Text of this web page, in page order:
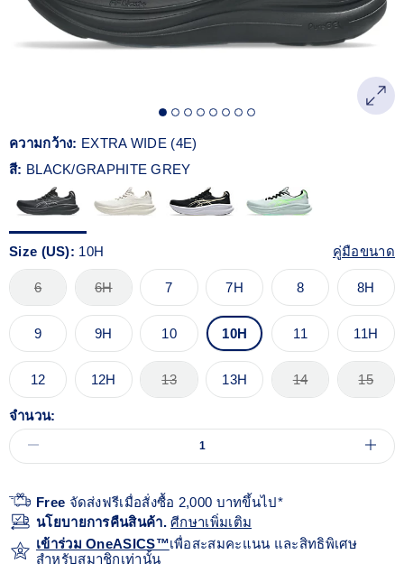
ความกว้าง: EXTRA WIDE (4E)
สี: BLACK/GRAPHITE GREY
Size (US): 10H คู่มือขนาด
6 6H 7 7H 8 8H
9 9H 10 10H 11 11H
12 12H 13 13H 14 15
จำนวน:
Free จัดส่งฟรีเมื่อสั่งซื้อ 2,000 บาทขึ้นไป*
นโยบายการคืนสินค้า.ศีกษาเพิ่มเติม
เข้าร่วม OneASICS™เพื่อสะสมคะแนน และสิทธิพิเศษ
สำหรับสมาชิกเท่านั้น